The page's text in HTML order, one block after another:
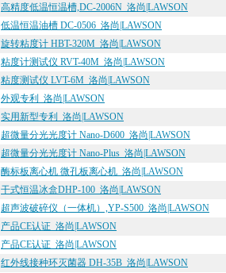
高精度低温恒温槽,DC-2006N_洛尚|LAWSON
低温恒温油槽 DC-0506_洛尚|LAWSON
旋转粘度计 HBT-320M_洛尚|LAWSON
粘度计测试仪 RVT-40M_洛尚|LAWSON
粘度测试仪 LVT-6M_洛尚|LAWSON
外观专利_洛尚|LAWSON
实用新型专利_洛尚|LAWSON
超微量分光光度计 Nano-D600_洛尚|LAWSON
超微量分光光度计 Nano-Plus_洛尚|LAWSON
酶标板离心机 微孔板离心机_洛尚|LAWSON
干式恒温冰盒DHP-100_洛尚|LAWSON
超声波破碎仪（一体机）,YP-S500_洛尚|LAWSON
产品CE认证_洛尚|LAWSON
产品CE认证_洛尚|LAWSON
红外线接种环灭菌器 DH-35B_洛尚|LAWSON